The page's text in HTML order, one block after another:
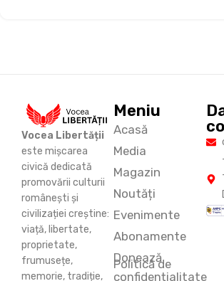
Vocea Libertății
este mișcarea
civică dedicată
promovării culturii
românești și
civilizației creștine:
viață, libertate,
proprietate,
frumusețe,
memorie, tradiție,
Meniu
Acasă
Media
Magazin
Noutăți
Evenimente
Abonamente
Donează
Politică de
confidențialitate